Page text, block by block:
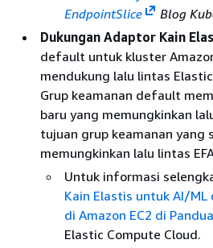
EndpointSlice
Blog
Dukungan Adaptor Kain
default untuk kluster
mendukung lalu lintas
Grup keamanan default
baru yang memungkinkan
tujuan grup keamanan yang
memungkinkan lalu lintas
Untuk informasi
Kain Elastis untuk AI/ML
di Amazon EC2 di
Elastic Compute Cloud.